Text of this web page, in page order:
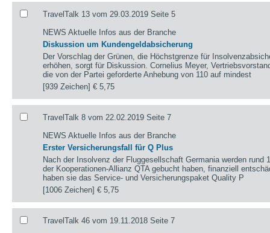
TravelTalk 13 vom 29.03.2019 Seite 5
NEWS Aktuelle Infos aus der Branche
Diskussion um Kundengeldabsicherung
Der Vorschlag der Grünen, die Höchstgrenze für
erhöhen, sorgt für Diskussion. Cornelius Meyer,
die von der Partei geforderte Anhebung von 110 auf mindest
[939 Zeichen]€ 5,75
TravelTalk 8 vom 22.02.2019 Seite 7
NEWS Aktuelle Infos aus der Branche
Erster Versicherungsfall für Q Plus
Nach der Insolvenz der Fluggesellschaft Germania werden rund
der Kooperationen-Allianz QTA gebucht haben, finanziell
haben sie das Service- und Versicherungspaket Quality P
[1006 Zeichen]€ 5,75
TravelTalk 46 vom 19.11.2018 Seite 7